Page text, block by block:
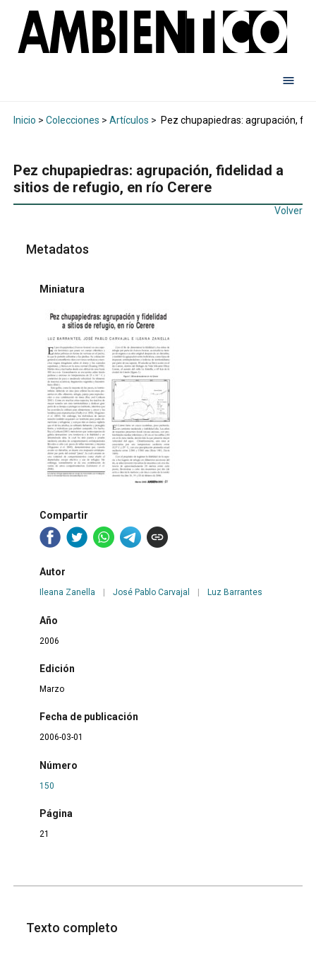
Inicio > Colecciones > Artículos > Pez chupapiedras: agrupación,
Pez chupapiedras: agrupación, fidelidad a
sitios de refugio, en río Cerere
Volver
Metadatos
Miniatura
Compartir
Autor
Ileana Zanella José Pablo Carvajal Luz Barrantes
Año
2006
Edición
Marzo
Fecha de publicación
2006-03-01
Número
150
Página
21
Texto completo